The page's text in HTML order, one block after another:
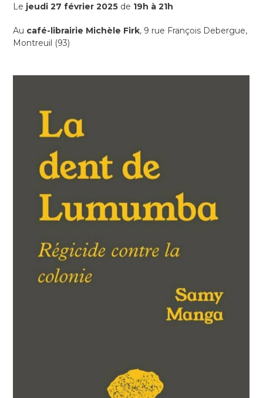
Le jeudi 27 février 2025 de 19h à 21h
Au café-librairie Michèle Firk, 9 rue François Debergue,
Montreuil (93)